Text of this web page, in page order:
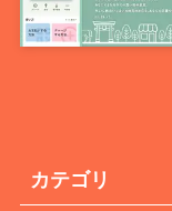
カテゴリ